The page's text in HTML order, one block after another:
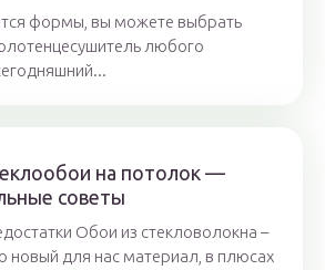
формы, вы можете выбрать
любого
на потолок —
советы
Обои из стекловолокна –
новый для нас материал, в плюсах